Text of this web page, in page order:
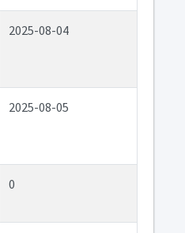
2025-08-04
2025-08-05
0